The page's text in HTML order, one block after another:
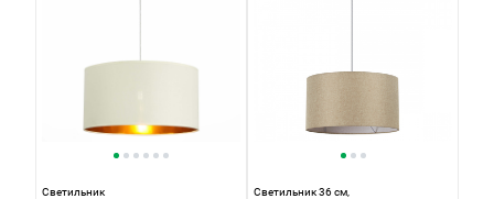
Светильник
Светильник 36 см,